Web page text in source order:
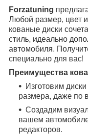
Forzatuning
Любой размер, цвет
кованые диски
стиль, идеально
автомобиля.
специально для вас!
Преимущества
Изготовим
размера, даже по
Создадим
вашем
редакторов.